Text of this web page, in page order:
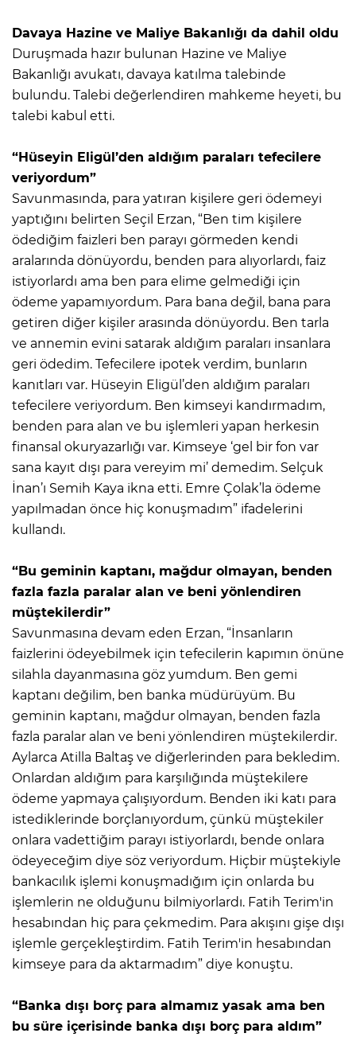
Davaya Hazine ve Maliye Bakanlığı da dahil oldu
Duruşmada hazır bulunan Hazine ve Maliye
Bakanlığı avukatı, davaya katılma talebinde
bulundu. Talebi değerlendiren mahkeme heyeti, bu
talebi kabul etti.
“Hüseyin Eligül’den aldığım paraları tefecilere
veriyordum”
Savunmasında, para yatıran kişilere geri ödemeyi
yaptığını belirten Seçil Erzan, “Ben tim kişilere
ödediğim faizleri ben parayı görmeden kendi
aralarında dönüyordu, benden para alıyorlardı, faiz
istiyorlardı ama ben para elime gelmediği için
ödeme yapamıyordum. Para bana değil, bana para
getiren diğer kişiler arasında dönüyordu. Ben tarla
ve annemin evini satarak aldığım paraları insanlara
geri ödedim. Tefecilere ipotek verdim, bunların
kanıtları var. Hüseyin Eligül’den aldığım paraları
tefecilere veriyordum. Ben kimseyi kandırmadım,
benden para alan ve bu işlemleri yapan herkesin
finansal okuryazarlığı var. Kimseye ‘gel bir fon var
sana kayıt dışı para vereyim mi’ demedim. Selçuk
İnan’ı Semih Kaya ikna etti. Emre Çolak’la ödeme
yapılmadan önce hiç konuşmadım” ifadelerini
kullandı.
“Bu geminin kaptanı, mağdur olmayan, benden
fazla fazla paralar alan ve beni yönlendiren
müştekilerdir”
Savunmasına devam eden Erzan, “İnsanların
faizlerini ödeyebilmek için tefecilerin kapımın önüne
silahla dayanmasına göz yumdum. Ben gemi
kaptanı değilim, ben banka müdürüyüm. Bu
geminin kaptanı, mağdur olmayan, benden fazla
fazla paralar alan ve beni yönlendiren müştekilerdir.
Aylarca Atilla Baltaş ve diğerlerinden para bekledim.
Onlardan aldığım para karşılığında müştekilere
ödeme yapmaya çalışıyordum. Benden iki katı para
istediklerinde borçlanıyordum, çünkü müştekiler
onlara vadettiğim parayı istiyorlardı, bende onlara
ödeyeceğim diye söz veriyordum. Hiçbir müştekiyle
bankacılık işlemi konuşmadığım için onlarda bu
işlemlerin ne olduğunu bilmiyorlardı. Fatih Terim'in
hesabından hiç para çekmedim. Para akışını gişe dışı
işlemle gerçekleştirdim. Fatih Terim'in hesabından
kimseye para da aktarmadım” diye konuştu.
“Banka dışı borç para almamız yasak ama ben
bu süre içerisinde banka dışı borç para aldım”